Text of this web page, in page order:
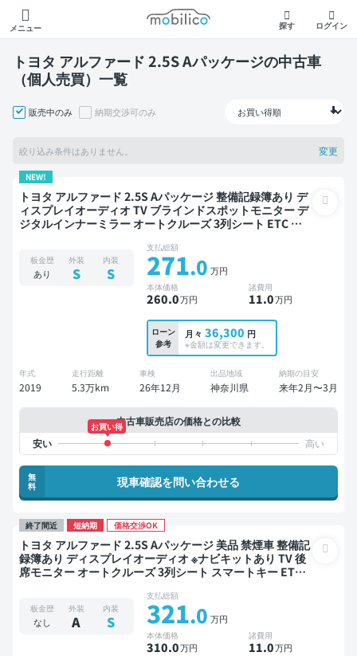
メニュー
モビリコ
探す ログイン
トヨタ アルファード 2.5S Aパッケージの中古車
（個人売買）一覧
販売中のみ 納期交渉可のみ
絞り込み条件はありません。 変更
NEW!
トヨタ アルファード 2.5S Aパッケージ 整備記録簿あり デ
ィスプレイオーディオ TV ブラインドスポットモニター デ
ジタルインナーミラー オートクルーズ 3列シート ETC バ
板金歴
あり
外装
S
内装
S
支払総額
271.0 万円
本体価格
260.0万円
諸費用
11.0万円
ローン
参考
月々 36,300 円
※金額は変更できます。
年式
2019
走行距離
5.3万km
車検
26年12月
出品地域
神奈川県
納期の目安
来年2月〜3月
中古車販売店の価格との比較
お買い得
無
料
現車確認を問い合わせる
終了間近 短納期 価格交渉OK
トヨタ アルファード 2.5S Aパッケージ 美品 禁煙車 整備記
録簿あり ディスプレイオーディオ ※ナビキットあり TV 後
席モニター オートクルーズ 3列シート スマートキー ETC
板金歴
なし
外装
A
内装
S
支払総額
321.0 万円
本体価格
310.0万円
諸費用
11.0万円